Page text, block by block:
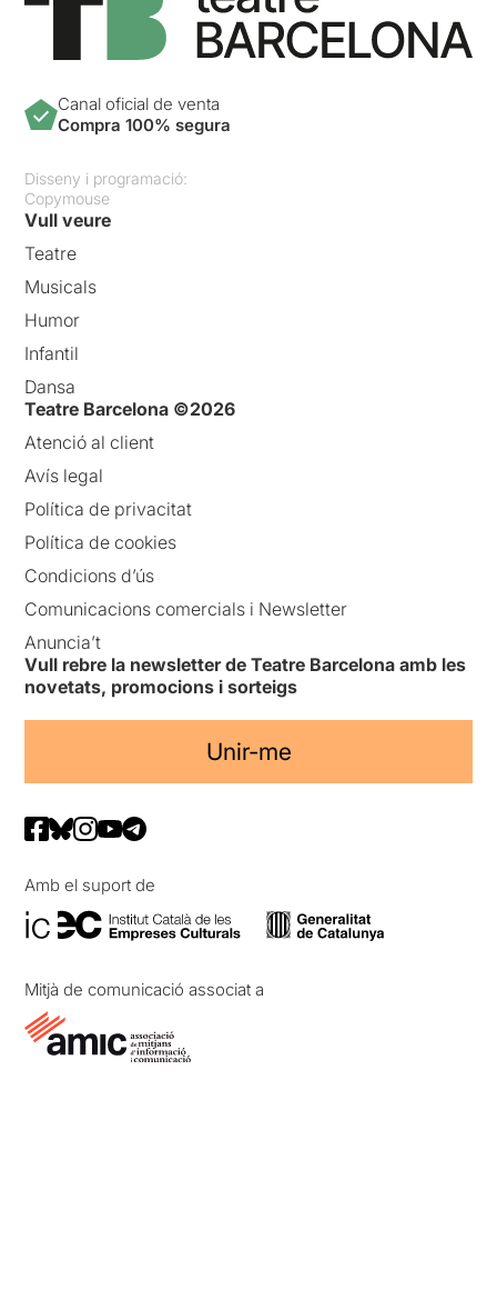
Canal oficial de venta
Compra 100% segura
Disseny i programació:
Copymouse
Vull veure
Teatre
Musicals
Humor
Infantil
Dansa
Teatre Barcelona ©2026
Atenció al client
Avís legal
Política de privacitat
Política de cookies
Condicions d’ús
Comunicacions comercials i Newsletter
Anuncia’t
Vull rebre la newsletter de Teatre Barcelona amb les
novetats, promocions i sorteigs
Unir-me
Amb el suport de
Mitjà de comunicació associat a